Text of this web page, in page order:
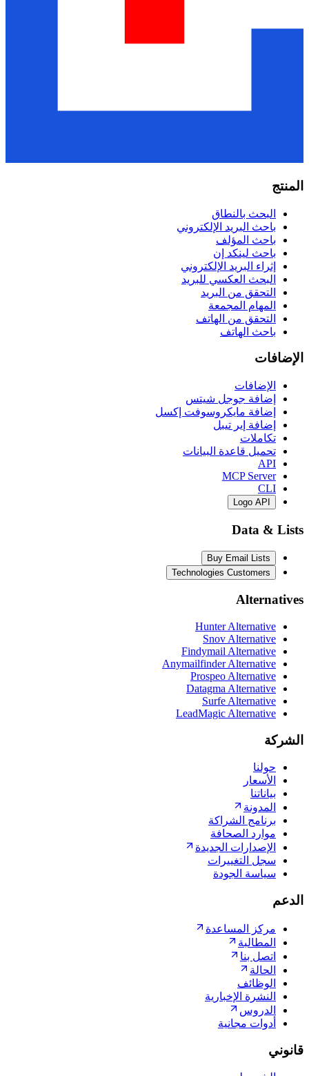
المنتج
البحث بالنطاق
باحث البريد الإلكتروني
باحث المؤلف
باحث لينكد إن
إثراء البريد الإلكتروني
البحث العكسي للبريد
التحقق من البريد
المهام المجمعة
التحقق من الهاتف
باحث الهاتف
الإضافات
الإضافات
إضافة جوجل شيتس
إضافة مايكروسوفت إكسل
إضافة إير تيبل
تكاملات
تحميل قاعدة البيانات
API
MCP Server
CLI
Logo API
Data & Lists
Buy Email Lists
Technologies Customers
Alternatives
Hunter Alternative
Snov Alternative
Findymail Alternative
Anymailfinder Alternative
Prospeo Alternative
Datagma Alternative
Surfe Alternative
LeadMagic Alternative
الشركة
حولنا
الأسعار
بياناتنا
المدونة
برنامج الشراكة
موارد الصحافة
الإصدارات الجديدة
سجل التغييرات
سياسة الجودة
الدعم
مركز المساعدة
المطالبة
اتصل بنا
الحالة
الوظائف
النشرة الإخبارية
الدروس
أدوات مجانية
قانوني